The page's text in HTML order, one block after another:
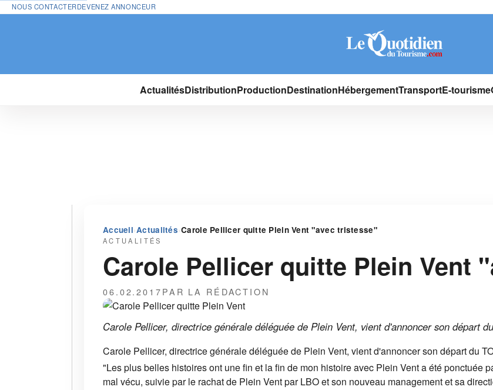
NOUS CONTACTERDEVENEZ ANNONCEUR
ActualitésDistributionProductionDestinationHébergementTransportE-tourisme
Accueil›Actualités›Carole Pellicer quitte Plein Vent "avec tristesse"
ACTUALITÉS
Carole Pellicer quitte Plein Vent
06.02.2017PAR LA RÉDACTION
Carole Pellicer, directrice générale déléguée de Plein Vent, vient d'annoncer son départ
Carole Pellicer, directrice générale déléguée de Plein Vent, vient d'annoncer son départ du
"Les plus belles histoires ont une fin et la fin de mon histoire avec Plein Vent a été ponctuée
mal vécu, suivie par le rachat de Plein Vent par LBO et son nouveau management et sa